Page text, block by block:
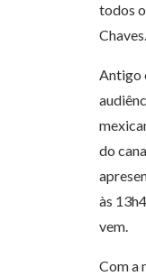
todos
Chaves.
Antigo
do
às
vem.
Com a